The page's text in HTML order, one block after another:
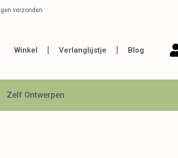
verzonden
Winkel Verlanglijstje Blog
Zelf Ontwerpen